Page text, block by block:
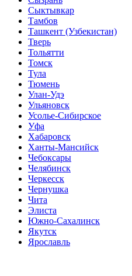
Сыктывкар
Тамбов
Ташкент (Узбекистан)
Тверь
Тольятти
Томск
Тула
Тюмень
Улан-Удэ
Ульяновск
Усолье-Сибирское
Уфа
Хабаровск
Ханты-Мансийск
Чебоксары
Челябинск
Черкесск
Чернушка
Чита
Элиста
Южно-Сахалинск
Якутск
Ярославль